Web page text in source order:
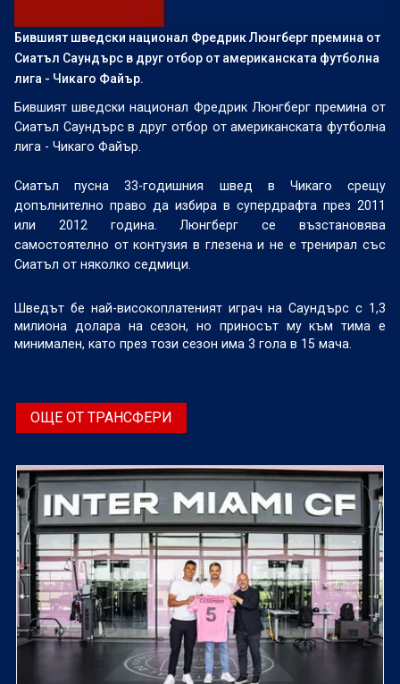
Бившият шведски национал Фредрик Люнгберг премина от
Сиатъл Саундърс в друг отбор от американската футболна
лига - Чикаго Файър.
Бившият шведски национал Фредрик Люнгберг премина от
Сиатъл Саундърс в друг отбор от американската футболна
лига - Чикаго Файър.
Сиатъл пусна 33-годишния швед в Чикаго срещу
допълнително право да избира в супердрафта през 2011
или 2012 година. Люнгберг се възстановява
самостоятелно от контузия в глезена и не е тренирал със
Сиатъл от няколко седмици.
Шведът бе най-високоплатеният играч на Саундърс с 1,3
милиона долара на сезон, но приносът му към тима е
минимален, като през този сезон има 3 гола в 15 мача.
ОЩЕ ОТ ТРАНСФЕРИ